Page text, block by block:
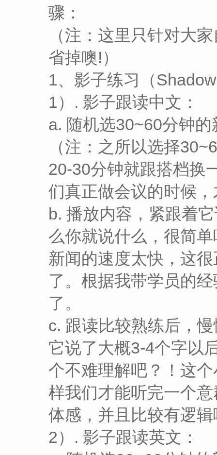
骤：
（注：这里只针对大
省掉噢!）
1、影子练习（
1）. 影子跟读中文：
a. 随机选30~60分钟
（注：之所以选择
20-30分钟就跟搭档换
们真正做会议的时候
b. 播放内容，紧跟着
么你就说什么，很简
新闻的速度太快，这
了。根据我带学员的
了。
c. 跟读比较熟练后，
它说了大概3-4个字以
个不难理解吧？！这
样我们才能听完一个
体感，并且比较有逻
2）. 影子跟读英文：